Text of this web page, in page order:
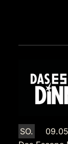
SO.